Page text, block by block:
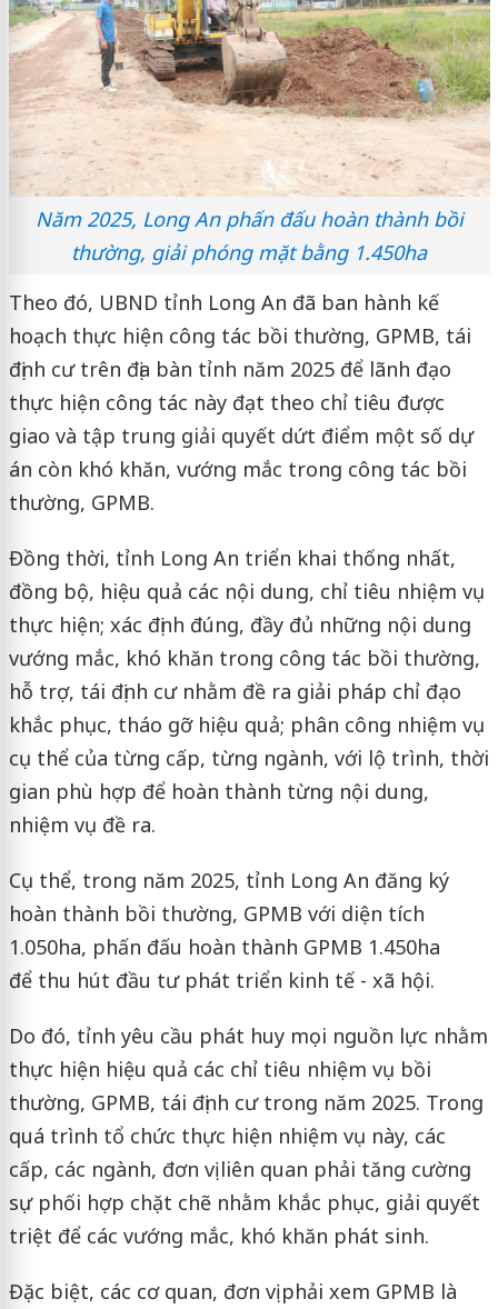
Năm 2025, Long An phấn đấu hoàn thành bồi
thường, giải phóng mặt bằng 1.450ha
Theo đó, UBND tỉnh Long An đã ban hành kế
hoạch thực hiện công tác bồi thường, GPMB, tái
định cư trên địa bàn tỉnh năm 2025 để lãnh đạo
thực hiện công tác này đạt theo chỉ tiêu được
giao và tập trung giải quyết dứt điểm một số dự
án còn khó khăn, vướng mắc trong công tác bồi
thường, GPMB.
Đồng thời, tỉnh Long An triển khai thống nhất,
đồng bộ, hiệu quả các nội dung, chỉ tiêu nhiệm vụ
thực hiện; xác định đúng, đầy đủ những nội dung
vướng mắc, khó khăn trong công tác bồi thường,
hỗ trợ, tái định cư nhằm đề ra giải pháp chỉ đạo
khắc phục, tháo gỡ hiệu quả; phân công nhiệm vụ
cụ thể của từng cấp, từng ngành, với lộ trình, thời
gian phù hợp để hoàn thành từng nội dung,
nhiệm vụ đề ra.
Cụ thể, trong năm 2025, tỉnh Long An đăng ký
hoàn thành bồi thường, GPMB với diện tích
1.050ha, phấn đấu hoàn thành GPMB 1.450ha
để thu hút đầu tư phát triển kinh tế - xã hội.
Do đó, tỉnh yêu cầu phát huy mọi nguồn lực nhằm
thực hiện hiệu quả các chỉ tiêu nhiệm vụ bồi
thường, GPMB, tái định cư trong năm 2025. Trong
quá trình tổ chức thực hiện nhiệm vụ này, các
cấp, các ngành, đơn vị liên quan phải tăng cường
sự phối hợp chặt chẽ nhằm khắc phục, giải quyết
triệt để các vướng mắc, khó khăn phát sinh.
Đặc biệt, các cơ quan, đơn vị phải xem GPMB là